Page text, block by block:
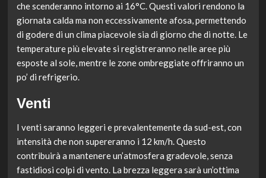
che scenderanno intorno ai 16°C. Questi valori rendono la
giornata calda ma non eccessivamente afosa, permettendo
di godere di un clima piacevole sia di giorno che di notte. Le
temperature più elevate si registreranno nelle aree più
esposte al sole, mentre le zone ombreggiate offriranno un
po’ di refrigerio.
Venti
I venti saranno leggeri e prevalentemente da sud-est, con
intensità che non supereranno i 12 km/h. Questo
contribuirà a mantenere un’atmosfera gradevole, senza
fastidiosi colpi di vento. La brezza leggera sarà un’ottima